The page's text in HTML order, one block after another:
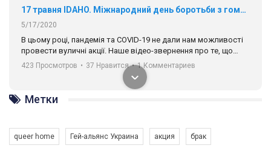
разом. Ми закликаємо всіх хто поділяє цінності рівності та
солідарності, приєднатися до нас. Регіональні підрозділи
ГАУ є в 16 областях України.
Разом наш голос лунає гучніше!
Метки
queer home Гей-альянс Украина акция брак